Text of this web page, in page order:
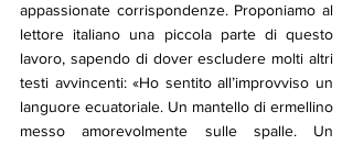
appassionate corrispondenze. Proponiamo al
lettore italiano una piccola parte di questo
lavoro, sapendo di dover escludere molti altri
testi avvincenti: «Ho sentito all’improvviso un
languore ecuatoriale. Un mantello di ermellino
messo amorevolmente sulle spalle. Un